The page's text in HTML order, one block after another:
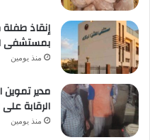
إنقاذ طفلة
بمستشفى
منذ يومين
مدير
الرقابة
منذ يومين